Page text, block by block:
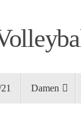
Damen